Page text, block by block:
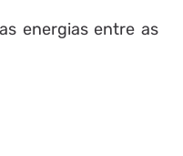
energias entre as